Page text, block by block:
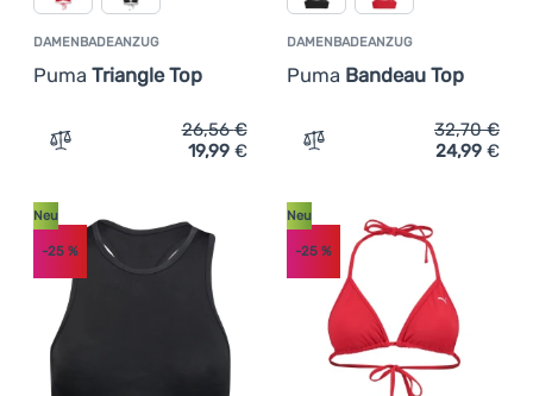
DAMENBADEANZUG
Puma Triangle Top
Zum Vergleich 'Damenbadeanzug Puma Triangle Top'
26,56€
19,99 €
DAMENBADEANZUG
Puma Bandeau Top
Zum Vergleich
32,70€
24,99 €
Neu
-25 %
Neu
-25%